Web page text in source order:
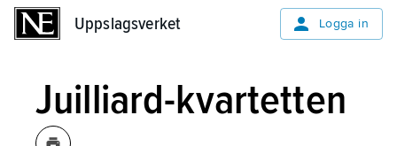
Uppslagsverket Logga in
Juilliard-kvartetten